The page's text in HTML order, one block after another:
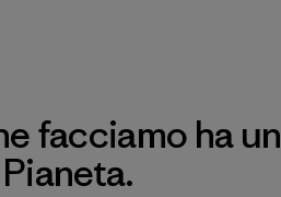
facciamo ha un